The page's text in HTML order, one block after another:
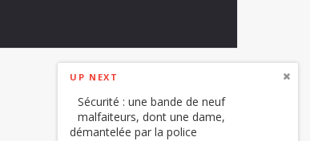
UP NEXT
Sécurité : une bande de neuf
malfaiteurs, dont une dame,
démantelée par la police